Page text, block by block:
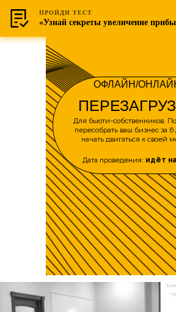
Для бьюти-собственников.
пересобрать ваш бизнес за
начать двигаться к своей
Дата проведения: идёт
ОФЛАЙН/
ПРОЙДИ ТЕСТ
«Узнай секреты увеличение